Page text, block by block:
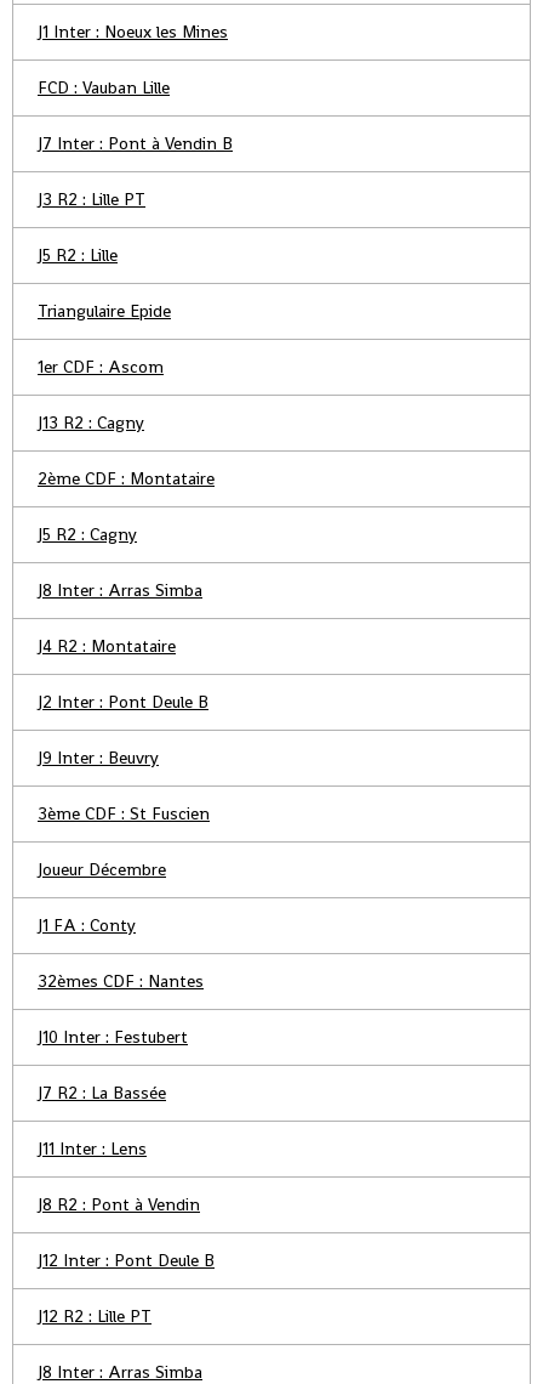
J1 Inter : Noeux les Mines
FCD : Vauban Lille
J7 Inter : Pont à Vendin B
J3 R2 : Lille PT
J5 R2 : Lille
Triangulaire Epide
1er CDF : Ascom
J13 R2 : Cagny
2ème CDF : Montataire
J5 R2 : Cagny
J8 Inter : Arras Simba
J4 R2 : Montataire
J2 Inter : Pont Deule B
J9 Inter : Beuvry
3ème CDF : St Fuscien
Joueur Décembre
J1 FA : Conty
32èmes CDF : Nantes
J10 Inter : Festubert
J7 R2 : La Bassée
J11 Inter : Lens
J8 R2 : Pont à Vendin
J12 Inter : Pont Deule B
J12 R2 : Lille PT
J8 Inter : Arras Simba